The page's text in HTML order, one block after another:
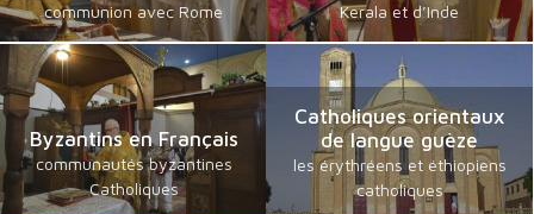
communion avec Rome
Kerala et d’Inde
Byzantins en Français
communautés byzantines
Catholiques
Catholiques orientaux
de langue guèze
les érythréens et éthiopiens
catholiques